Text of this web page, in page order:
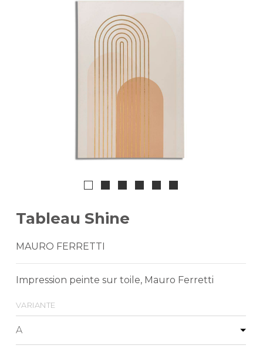
Tableau Shine
MAURO FERRETTI
Impression peinte sur toile, Mauro Ferretti
variante